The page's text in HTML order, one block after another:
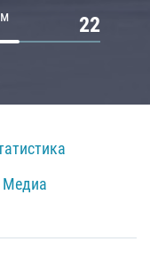
22
Медиа